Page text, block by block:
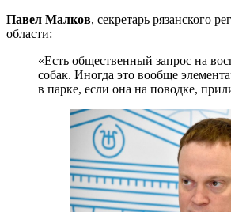
Павел Малков, секретарь рязанского
области:
«Есть общественный запрос на
собак. Иногда это вообще
в парке, если она на поводке,